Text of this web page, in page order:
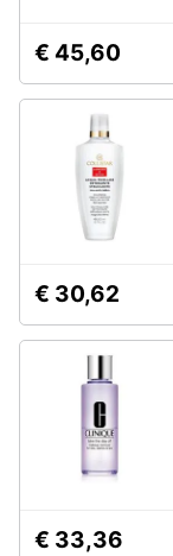
€ 45,60
€ 30,62
€ 33,36